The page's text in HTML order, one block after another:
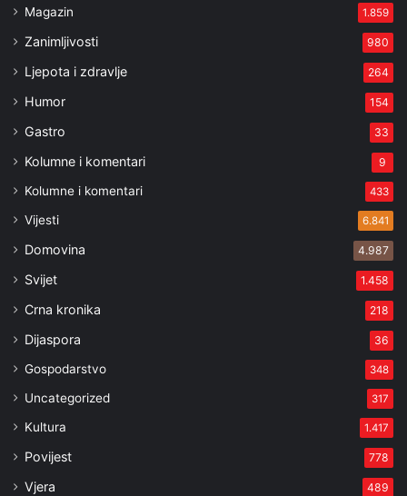
Magazin 1.859
Zanimljivosti 980
Ljepota i zdravlje 264
Humor 154
Gastro 33
Kolumne i komentari 9
Kolumne i komentari 433
Vijesti 6.841
Domovina 4.987
Svijet 1.458
Crna kronika 218
Dijaspora 36
Gospodarstvo 348
Uncategorized 317
Kultura 1.417
Povijest 778
Vjera 489